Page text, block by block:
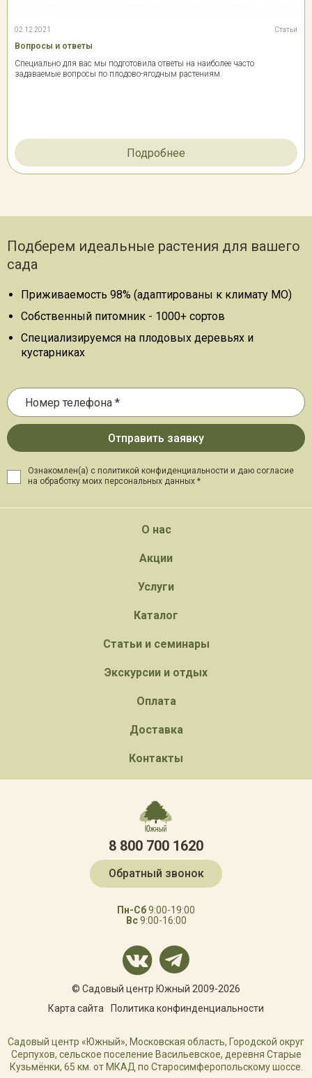
02.12.2021 Статьи
Вопросы и ответы
Специально для вас мы подготовила ответы на наиболее часто
задаваемые вопросы по плодово-ягодным растениям.
Подробнее
Подберем идеальные растения для вашего
сада
Приживаемость 98% (адаптированы к климату МО)
Собственный питомник - 1000+ сортов
Специализируемся на плодовых деревьях и
кустарниках
Ознакомлен(а) с политикой конфиденциальности и даю согласие
на обработку моих персональных данных *
О нас
Акции
Услуги
Каталог
Статьи и семинары
Экскурсии и отдых
Оплата
Доставка
Контакты
8 800 700 1620
Обратный звонок
Пн-Сб9:00-19:00
Вс9:00-16:00
© Садовый центр Южный 2009-2026
Карта сайта
Политика конфинденциальности
Садовый центр «Южный», Московская область, Городской округ
Серпухов, сельское поселение Васильевское, деревня Старые
Кузьмёнки, 65 км. от МКАД по Старосимферопольскому шоссе.